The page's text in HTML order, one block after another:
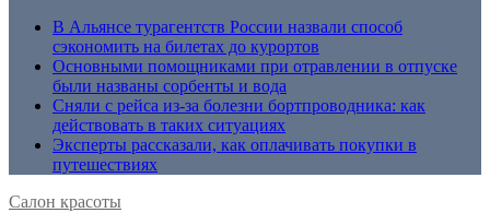
В Альянсе турагентств России назвали способ
сэкономить на билетах до курортов
Основными помощниками при отравлении в отпуске
были названы сорбенты и вода
Сняли с рейса из-за болезни бортпроводника: как
действовать в таких ситуациях
Эксперты рассказали, как оплачивать покупки в
путешествиях
Салон красоты